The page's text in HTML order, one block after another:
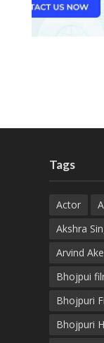
Tags
Actor
Akshra
Arvind
Bhojpui
Bhojpuri
Bhojpuri